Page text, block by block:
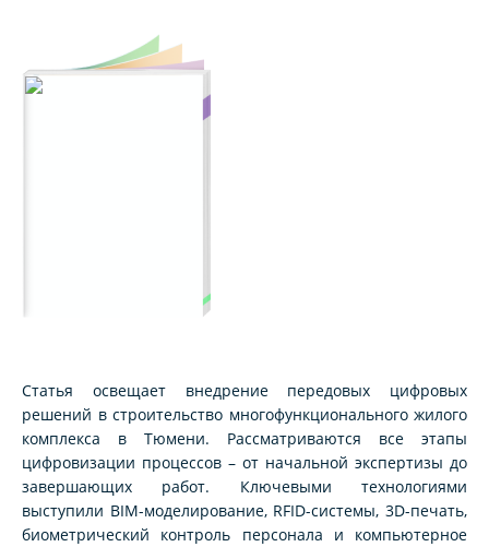
Статья освещает внедрение передовых цифровых
решений в строительство многофункционального жилого
комплекса в Тюмени. Рассматриваются все этапы
цифровизации процессов – от начальной экспертизы до
завершающих работ. Ключевыми технологиями
выступили BIM-моделирование, RFID-системы, 3D-печать,
биометрический контроль персонала и компьютерное